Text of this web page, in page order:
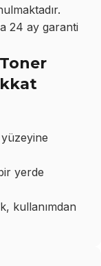
24 ay garanti
yerde
kullanımdan